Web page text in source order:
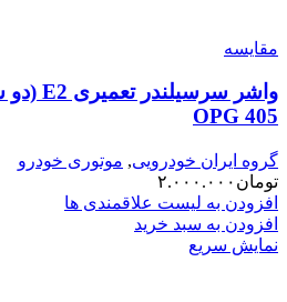
مقایسه
405 OPG
گروه ایران خودرویی, موتوری خودرو
تومان ۲.۰۰۰.۰۰۰
افزودن به لیست علاقمندی ها
افزودن به سبد خرید
نمایش سریع